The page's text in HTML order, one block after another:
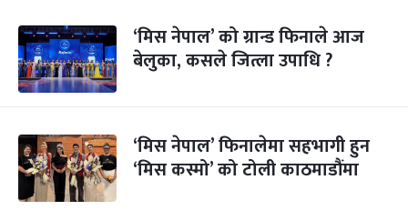
‘मिस नेपाल’ को ग्रान्ड फिनाले आज
बेलुका, कसले जित्ला उपाधि ?
‘मिस नेपाल’ फिनालेमा सहभागी हुन
‘मिस कस्मो’ को टोली काठमाडौंमा